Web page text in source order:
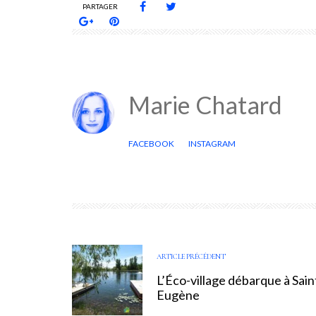
PARTAGER
Marie Chatard
FACEBOOK INSTAGRAM
ARTICLE PRÉCÉDENT
L’Éco-village débarque à
Eugène